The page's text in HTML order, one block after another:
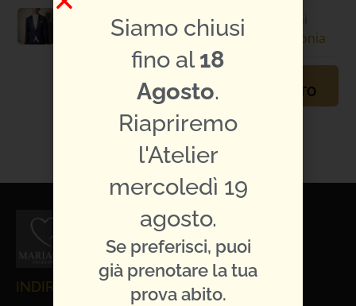
abito:
Bianchi
Cerimonia
APPUNTAMENTO
TI PIACE L'ABITO?
CONDIVIDILO:
INDIRIZZO E CONTATTI
Siamo chiusi
fino al18
Agosto.
Riapriremo
l'Atelier
mercoledì 19
agosto.
Se preferisci, puoi
già prenotare la tua
prova abito.